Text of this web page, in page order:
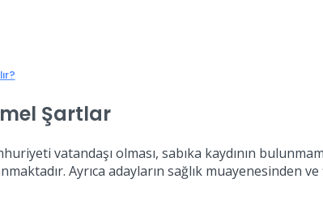
Şartlar
vatandaşı olması, sabıka kaydının
Ayrıca adayların sağlık